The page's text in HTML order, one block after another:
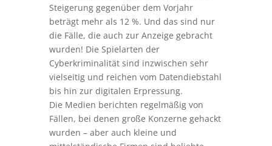
Steigerung gegenüber dem Vorjahr
beträgt mehr als 12 %. Und das sind nur
die Fälle, die auch zur Anzeige gebracht
wurden! Die Spielarten der
Cyberkriminalität sind inzwischen sehr
vielseitig und reichen vom Datendiebstahl
bis hin zur digitalen Erpressung.
Die Medien berichten regelmäßig von
Fällen, bei denen große Konzerne gehackt
wurden – aber auch kleine und